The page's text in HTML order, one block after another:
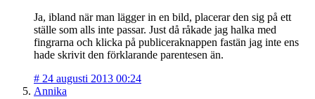
Ja, ibland när man lägger in en bild, placerar den sig på ett
ställe som alls inte passar. Just då råkade jag halka med
fingrarna och klicka på publiceraknappen fastän jag inte ens
hade skrivit den förklarande parentesen än.
# 24 augusti 2013 00:24
Annika